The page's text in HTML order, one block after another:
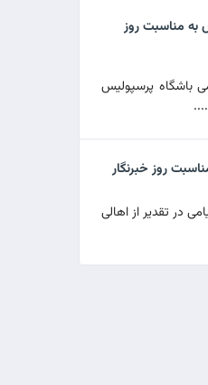
به مناسبت روز
باشگاه پرسپولیس
روز خبرنگار
در تقدیر از اهالی